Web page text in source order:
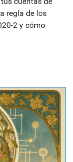
regla de los
2 y cómo